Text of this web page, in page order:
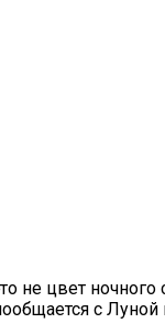
не цвет ночного
с